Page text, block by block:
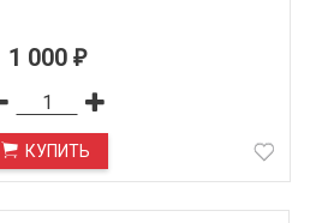
1 000 ₽
КУПИТЬ